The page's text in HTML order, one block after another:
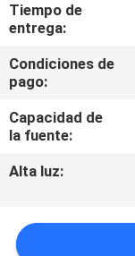
CALIDAD
CONTACTA
CON
NOSOTROS
Tiempo de
entrega:
Condiciones de
pago:
Capacidad de
la fuente:
Alta luz: